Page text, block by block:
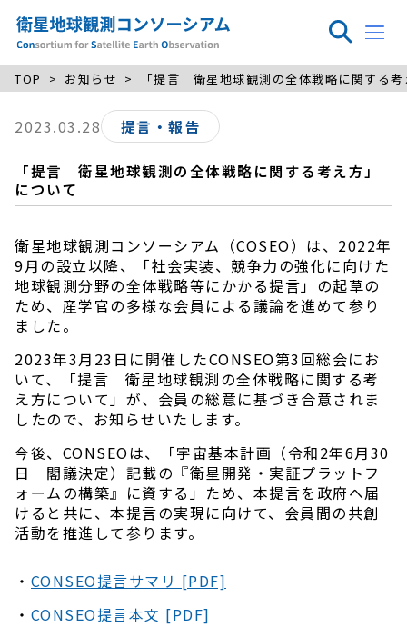
TOP お知らせ 「提言 衛星地球観測の全体戦略に関する
2023.03.28 提言・報告
「提言 衛星地球観測の全体戦略に関する考え方」
について
衛星地球観測コンソーシアム（COSEO）は、2022年
9月の設立以降、「社会実装、競争力の強化に向けた
地球観測分野の全体戦略等にかかる提言」の起草の
ため、産学官の多様な会員による議論を進めて参り
ました。
2023年3月23日に開催したCONSEO第3回総会にお
いて、「提言 衛星地球観測の全体戦略に関する考
え方について」が、会員の総意に基づき合意されま
したので、お知らせいたします。
今後、CONSEOは、「宇宙基本計画（令和2年6月30
日 閣議決定）記載の『衛星開発・実証プラットフ
ォームの構築』に資する」ため、本提言を政府へ届
けると共に、本提言の実現に向けて、会員間の共創
活動を推進して参ります。
・ CONSEO提言サマリ [PDF]
・ CONSEO提言本文 [PDF]